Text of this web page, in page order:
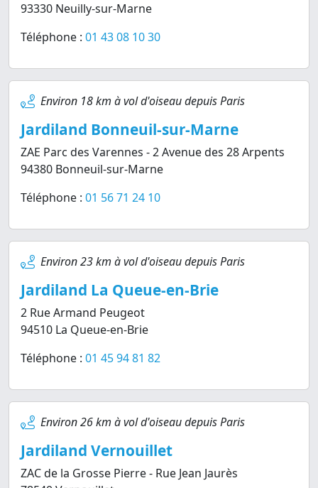
93330 Neuilly-sur-Marne
Téléphone : 01 43 08 10 30
Environ 18 km à vol d'oiseau depuis Paris
Jardiland Bonneuil-sur-Marne
ZAE Parc des Varennes - 2 Avenue des 28 Arpents
94380 Bonneuil-sur-Marne
Téléphone : 01 56 71 24 10
Environ 23 km à vol d'oiseau depuis Paris
Jardiland La Queue-en-Brie
2 Rue Armand Peugeot
94510 La Queue-en-Brie
Téléphone : 01 45 94 81 82
Environ 26 km à vol d'oiseau depuis Paris
Jardiland Vernouillet
ZAC de la Grosse Pierre - Rue Jean Jaurès